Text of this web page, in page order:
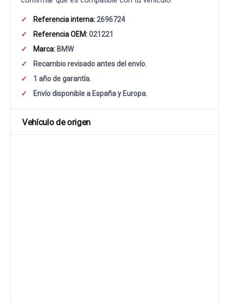
Referencia interna:2696724
Referencia OEM:021221
Marca: BMW
Recambio revisado antes del envío.
1 año de garantía.
Envío disponible a España y Europa.
Vehículo de origen